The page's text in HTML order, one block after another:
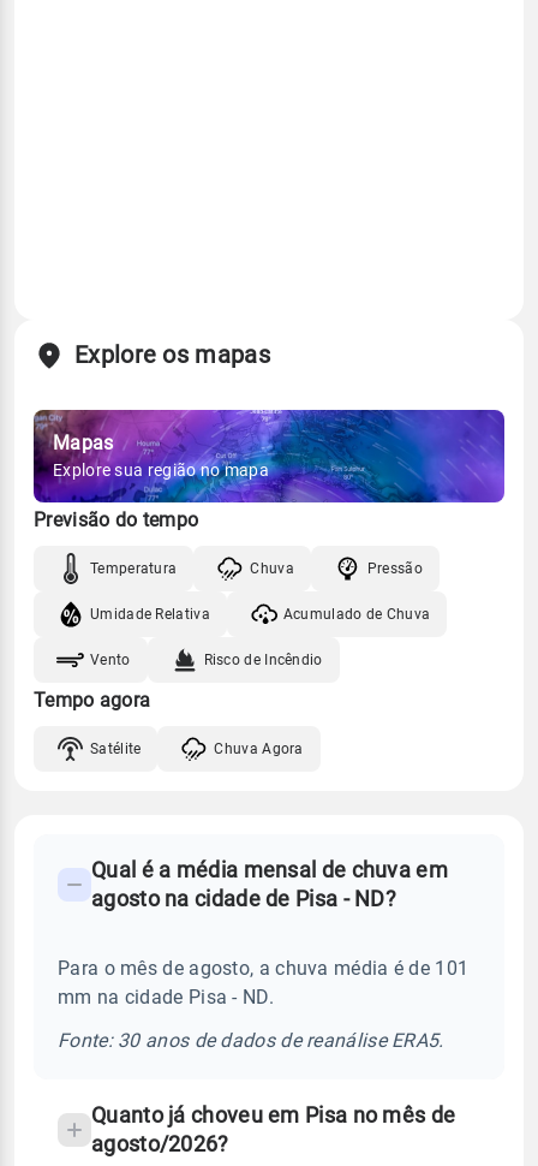
Explore os mapas
Mapas
Explore sua região no mapa
Previsão do tempo
Temperatura Chuva Pressão
Umidade Relativa Acumulado de Chuva
Vento Risco de Incêndio
Tempo agora
Satélite Chuva Agora
Perguntas
sobre
chuva
Qual é a média mensal de chuva em
agosto na cidade de Pisa - ND?
Para o mês de agosto, a chuva média é de 101
mm na cidade Pisa - ND.
Fonte: 30 anos de dados de reanálise ERA5.
Quanto já choveu em Pisa no mês de
agosto/2026?